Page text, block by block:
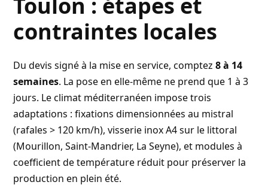
contraintes locales
Du devis signé à la mise en service, comptez8 à 14
semaines. La pose en elle-même ne prend que 1 à 3
jours. Le climat méditerranéen impose trois
adaptations : fixations dimensionnées au mistral
(rafales > 120 km/h), visserie inox A4 sur le littoral
(Mourillon, Saint-Mandrier, La Seyne), et modules à
coefficient de température réduit pour préserver la
production en plein été.